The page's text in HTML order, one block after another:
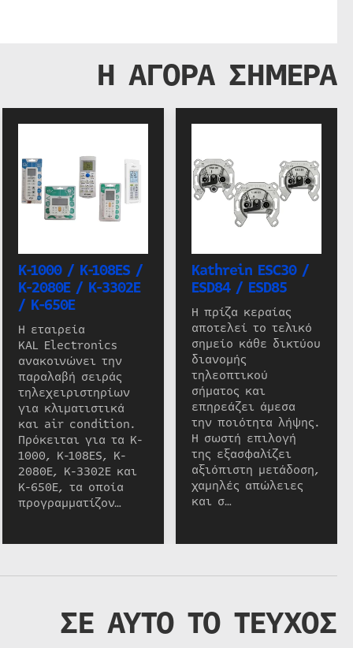
Η ΑΓΟΡΑ ΣΗΜΕΡΑ
K-1000 / K-108ES /
K-2080E / K-3302E
/ K-650E
Η εταιρεία
KAL Electronics
ανακοινώνει την
παραλαβή σειράς
τηλεχειριστηρίων
για κλιματιστικά
και air condition.
Πρόκειται για τα K-
1000, K-108ES, K-
2080E, K-3302E και
K-650E, τα οποία
προγραμματίζον…
Kathrein ESC30 /
ESD84 / ESD85
Η πρίζα κεραίας
αποτελεί το τελικό
σημείο κάθε δικτύου
διανομής
τηλεοπτικού
σήματος και
επηρεάζει άμεσα
την ποιότητα λήψης.
Η σωστή επιλογή
της εξασφαλίζει
αξιόπιστη μετάδοση,
χαμηλές απώλειες
και σ…
ΣΕ ΑΥΤΟ ΤΟ ΤΕΥΧΟΣ